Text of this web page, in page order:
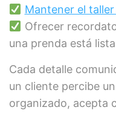
Mantener el
Ofrecer
una prenda está
Cada detalle
un cliente percibe
organizado, acepta